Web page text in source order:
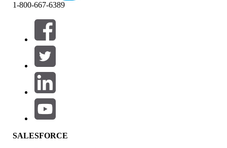
Фильтры (0)
ВЫБРАТЬ ФИЛЬТРЫ
Область продуктов
Влияние на функции
1-800-667-6389
SALESFORCE